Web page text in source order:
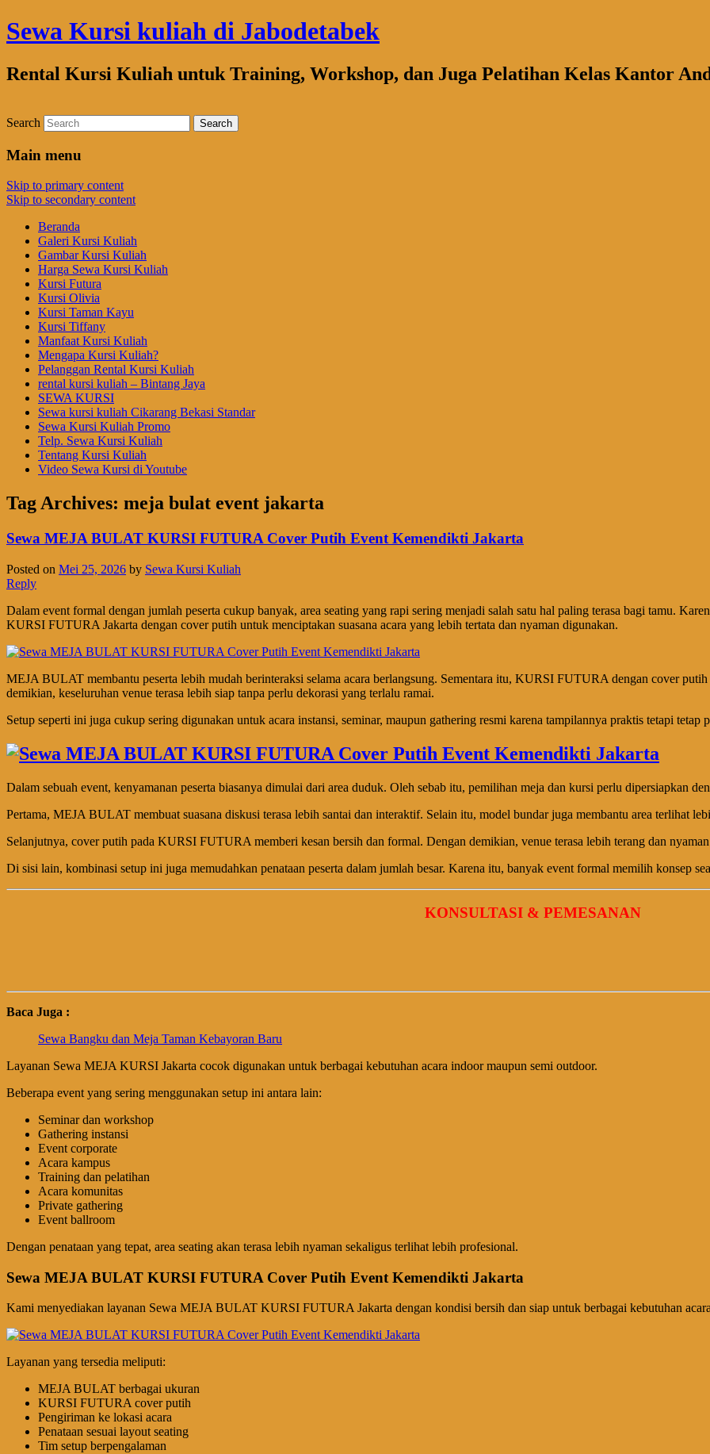
Sewa Kursi kuliah di Jabodetabek
Rental Kursi Kuliah untuk Training, Workshop, dan Juga Pelatihan Kelas Kantor
Search
Main menu
Skip to primary content
Skip to secondary content
Beranda
Galeri Kursi Kuliah
Gambar Kursi Kuliah
Harga Sewa Kursi Kuliah
Kursi Futura
Kursi Olivia
Kursi Taman Kayu
Kursi Tiffany
Manfaat Kursi Kuliah
Mengapa Kursi Kuliah?
Pelanggan Rental Kursi Kuliah
rental kursi kuliah – Bintang Jaya
SEWA KURSI
Sewa kursi kuliah Cikarang Bekasi Standar
Sewa Kursi Kuliah Promo
Telp. Sewa Kursi Kuliah
Tentang Kursi Kuliah
Video Sewa Kursi di Youtube
Tag Archives: meja bulat event jakarta
Sewa MEJA BULAT KURSI FUTURA Cover Putih Event Kemendikti Jakarta
Posted on Mei 25, 2026 by Sewa Kursi Kuliah
Reply
Dalam event formal dengan jumlah peserta cukup banyak, area seating yang rapi sering menjadi salah satu hal paling terasa bagi tamu.
KURSI FUTURA Jakarta dengan cover putih untuk menciptakan suasana acara yang lebih tertata dan nyaman digunakan.
MEJA BULAT membantu peserta lebih mudah berinteraksi selama acara berlangsung. Sementara itu, KURSI FUTURA dengan cover
demikian, keseluruhan venue terasa lebih siap tanpa perlu dekorasi yang terlalu ramai.
Setup seperti ini juga cukup sering digunakan untuk acara instansi, seminar, maupun gathering resmi karena tampilannya praktis tetapi tetap
Dalam sebuah event, kenyamanan peserta biasanya dimulai dari area duduk. Oleh sebab itu, pemilihan meja dan kursi perlu dipersiapkan
Pertama, MEJA BULAT membuat suasana diskusi terasa lebih santai dan interaktif. Selain itu, model bundar juga membantu area terlihat
Selanjutnya, cover putih pada KURSI FUTURA memberi kesan bersih dan formal. Dengan demikian, venue terasa lebih terang dan
Di sisi lain, kombinasi setup ini juga memudahkan penataan peserta dalam jumlah besar. Karena itu, banyak event formal memilih konsep
KONSULTASI & PEMESANAN
Baca Juga :
Sewa Bangku dan Meja Taman Kebayoran Baru
Layanan Sewa MEJA KURSI Jakarta cocok digunakan untuk berbagai kebutuhan acara indoor maupun semi outdoor.
Beberapa event yang sering menggunakan setup ini antara lain:
Seminar dan workshop
Gathering instansi
Event corporate
Acara kampus
Training dan pelatihan
Acara komunitas
Private gathering
Event ballroom
Dengan penataan yang tepat, area seating akan terasa lebih nyaman sekaligus terlihat lebih profesional.
Sewa MEJA BULAT KURSI FUTURA Cover Putih Event Kemendikti Jakarta
Kami menyediakan layanan Sewa MEJA BULAT KURSI FUTURA Jakarta dengan kondisi bersih dan siap untuk berbagai kebutuhan
Layanan yang tersedia meliputi:
MEJA BULAT berbagai ukuran
KURSI FUTURA cover putih
Pengiriman ke lokasi acara
Penataan sesuai layout seating
Tim setup berpengalaman